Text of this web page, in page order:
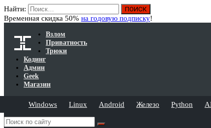
Найти:
Временная скидка 50% на годовую подписку!
Взлом
Приватность
Трюки
Кодинг
Админ
Geek
Магазин
Windows Linux Android Железо Python